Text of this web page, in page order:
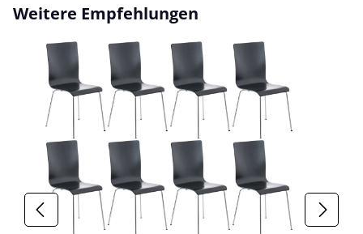
Produktgalerie überspringen
Weitere Empfehlungen